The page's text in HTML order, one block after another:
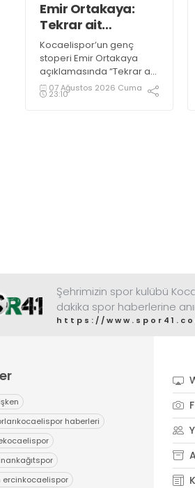
Emir Ortakaya:
Tekrar ait
olduğum
yerdeyim
Kocaelispor’un genç
stoperi Emir Ortakaya
açıklamasında “Tekrar ait
olduğum yerdeyim” diye
konuştu.
07 Ağustos 2026 Cuma
23:10
Şehrimizin spor kulübü
dakika spor haberlerine
https://
haberleri
ercinkocaelispor